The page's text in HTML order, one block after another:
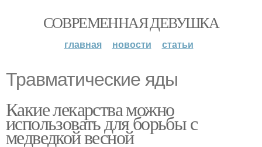
СОВРЕМЕННАЯ ДЕВУШКА
главная новости статьи
Травматические яды
Какие лекарства можно
использовать для борьбы с
медведкой весной